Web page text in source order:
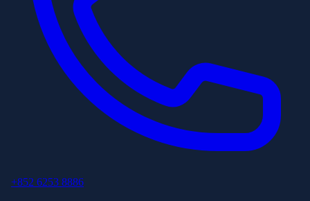
+852 6253 8886